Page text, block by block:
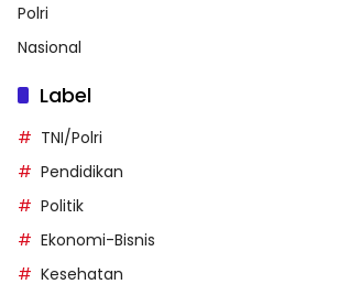
Polri
Nasional
Label
TNI/Polri
Pendidikan
Politik
Ekonomi-Bisnis
Kesehatan